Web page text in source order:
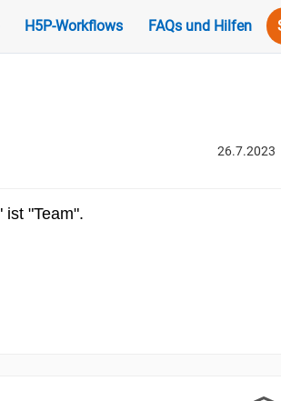
H5P-Workflows FAQs und Hilfen
26.7.2023